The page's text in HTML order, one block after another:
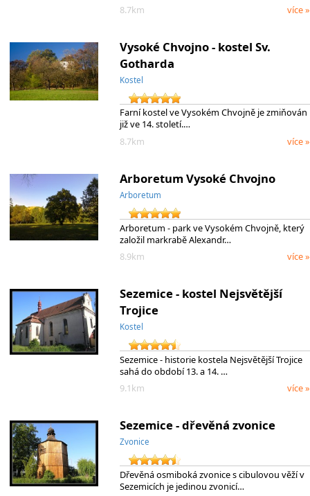
8.7km
více »
Vysoké Chvojno - kostel Sv.
Gotharda
Kostel
Farní kostel ve Vysokém Chvojně je zmiňován
již ve 14. století.…
8.7km
více »
Arboretum Vysoké Chvojno
Arboretum
Arboretum - park ve Vysokém Chvojně, který
založil markrabě Alexandr…
8.9km
více »
Sezemice - kostel Nejsvětější
Trojice
Kostel
Sezemice - historie kostela Nejsvětější Trojice
sahá do období 13. a 14. …
9.1km
více »
Sezemice - dřevěná zvonice
Zvonice
Dřevěná osmiboká zvonice s cibulovou věží v
Sezemicích je jedinou zvonicí…